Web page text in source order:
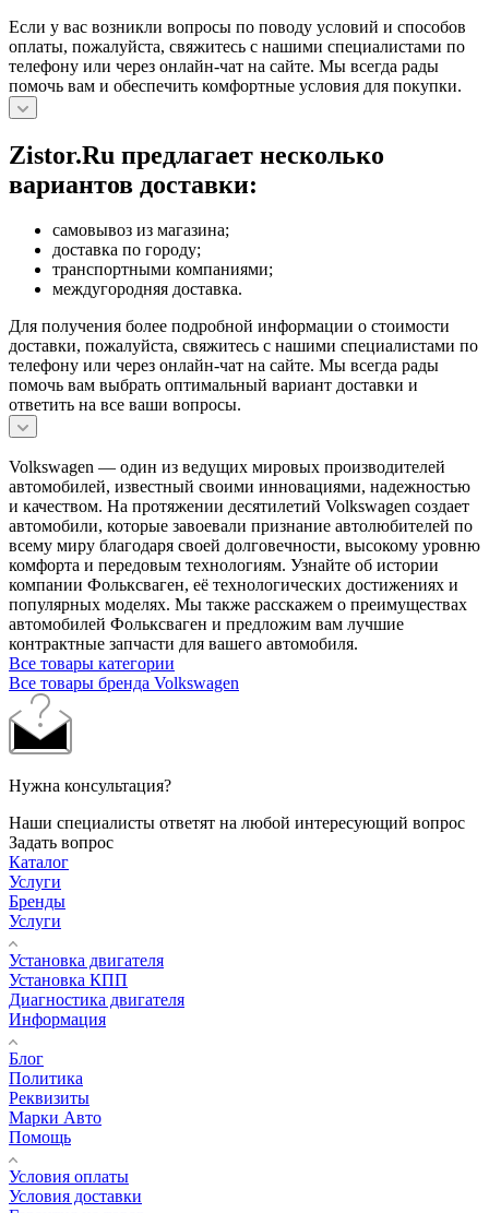
Если у вас возникли вопросы по поводу условий и способов
оплаты, пожалуйста, свяжитесь с нашими специалистами по
телефону или через онлайн-чат на сайте. Мы всегда рады
помочь вам и обеспечить комфортные условия для покупки.
Zistor.Ru предлагает несколько
вариантов доставки:
самовывоз из магазина;
доставка по городу;
транспортными компаниями;
междугородняя доставка.
Для получения более подробной информации о стоимости
доставки, пожалуйста, свяжитесь с нашими специалистами по
телефону или через онлайн-чат на сайте. Мы всегда рады
помочь вам выбрать оптимальный вариант доставки и
ответить на все ваши вопросы.
Volkswagen — один из ведущих мировых производителей
автомобилей, известный своими инновациями, надежностью
и качеством. На протяжении десятилетий Volkswagen создает
автомобили, которые завоевали признание автолюбителей по
всему миру благодаря своей долговечности, высокому уровню
комфорта и передовым технологиям. Узнайте об истории
компании Фольксваген, её технологических достижениях и
популярных моделях. Мы также расскажем о преимуществах
автомобилей Фольксваген и предложим вам лучшие
контрактные запчасти для вашего автомобиля.
Все товары категории
Все товары бренда Volkswagen
Нужна консультация?
Наши специалисты ответят на любой интересующий вопрос
Задать вопрос
Каталог
Услуги
Бренды
Услуги
Установка двигателя
Установка КПП
Диагностика двигателя
Информация
Блог
Политика
Реквизиты
Марки Авто
Помощь
Условия оплаты
Условия доставки